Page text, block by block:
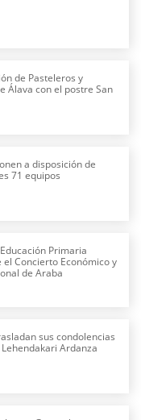
de Pasteleros y
Álava con el postre San
a disposición de
71 equipos
Primaria
Concierto Económico y
de Araba
sus condolencias
Ardanza